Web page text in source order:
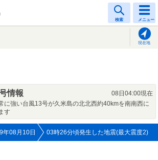
検索 メニュー
現在地
情報
08日04:00現在
に強い台風13号が久米島の北北西約40kmを南南西に
す
年08月10日 03時26分頃発生した地震(最大震度2)